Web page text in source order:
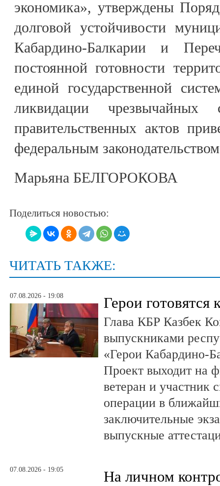
экономика», утверждены
долговой устойчивости
Кабардино-Балкарии и
постоянной готовности
единой государственной
ликвидации
правительственных актов
федеральным
Марьяна БЕЛГОРОКОВА
Поделиться новостью:
ЧИТАТЬ ТАКЖЕ:
07.08.2026 - 19:08 Герои готовятся
Глава КБР Казбек
выпускниками
«Герои Кабардино-
Проект выходит на
ветеран и участник
операции в
заключительные
выпускные
07.08.2026 - 19:05
На личном